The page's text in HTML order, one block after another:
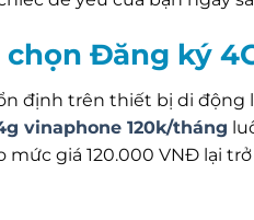
Đăng ký
định trên thiết bị di động
vinaphone 120k/tháng
giá 120.000 VNĐ lại